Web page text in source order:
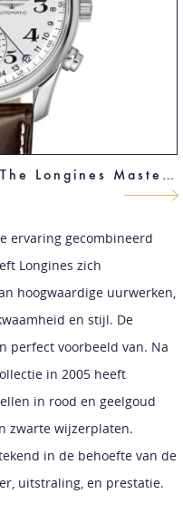
The Longines Master Collection
ervaring gecombineerd
Longines zich
hoogwaardige uurwerken,
en stijl. De
perfect voorbeeld van. Na
in 2005 heeft
in rood en geelgoud
zwarte wijzerplaten.
in de behoefte van de
uitstraling, en prestatie.